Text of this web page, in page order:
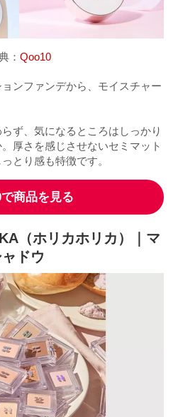
： Qoo10
ンファンデから、モイスチャー
ず、気になるところはしっかり
厚さを感じさせないセミマット
とり感も特徴です。
商品を見る
（ホリカホリカ）｜マ
ドウ